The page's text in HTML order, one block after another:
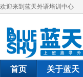
欢迎来到蓝天外语培训中心
首页 关于蓝天